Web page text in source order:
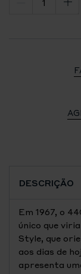
DESCRIÇÃO
Em 1967, o
único que
Style, que
aos dias de
apresenta